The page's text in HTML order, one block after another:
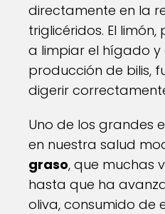
directamente en la
triglicéridos. El
a limpiar el hígado y
producción de bilis,
digerir
Uno de los grandes
en nuestra salud
graso, que muchas
hasta que ha
oliva, consumido de